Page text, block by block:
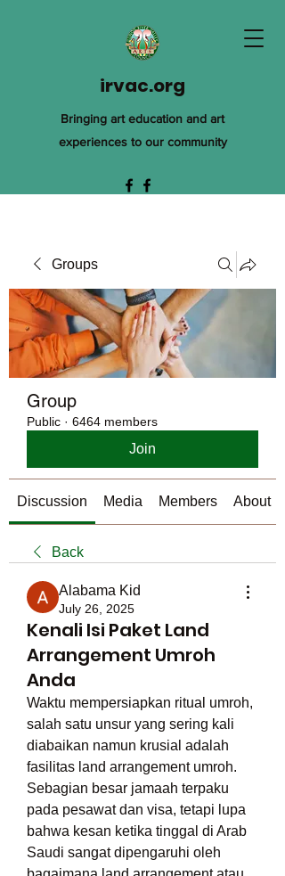
irvac.org
Bringing art education and art
experiences to our community
Groups
Group
Public · 6464 members
Join
Discussion Media Members About
Back
Alabama Kid
July 26, 2025
Kenali Isi Paket Land
Arrangement Umroh
Anda
Waktu mempersiapkan ritual umroh,
salah satu unsur yang sering kali
diabaikan namun krusial adalah
fasilitas land arrangement umroh.
Sebagian besar jamaah terpaku
pada pesawat dan visa, tetapi lupa
bahwa kesan ketika tinggal di Arab
Saudi sangat dipengaruhi oleh